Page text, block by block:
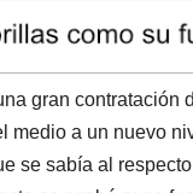
gran contratación
a un nuevo
se sabía al